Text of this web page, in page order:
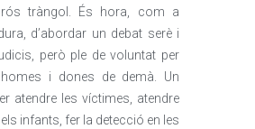
tràngol. És hora, com a
d’abordar un debat serè i
però ple de voluntat per
i dones de demà. Un
atendre les víctimes, atendre
infants, fer la detecció en les